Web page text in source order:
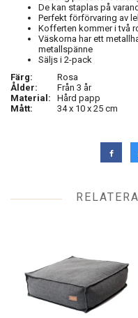
De kan staplas på
Perfekt förförvaring av
Kofferten kommer i två
Väskorna har ett
metallspänne
Säljs i 2-pack
Färg:
Rosa
Ålder:
Från 3 år
Material:
Hård papp
Mått:
34 x 10 x 25 cm